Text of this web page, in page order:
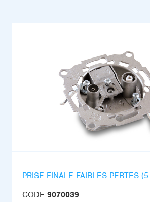
PRISE FINALE FAIBLES PERTES
CODE 9070039